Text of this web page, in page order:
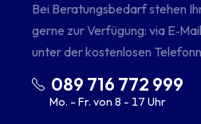
Bei Beratungsbedarf stehen
gerne zur Verfügung: via
unter der kostenlosen
089 716 772 999
Mo. - Fr. von 8 - 17 Uhr